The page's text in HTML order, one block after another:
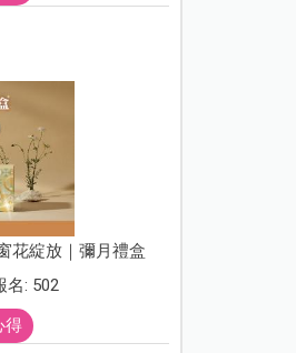
花綻放｜彌月禮盒
名: 502
得